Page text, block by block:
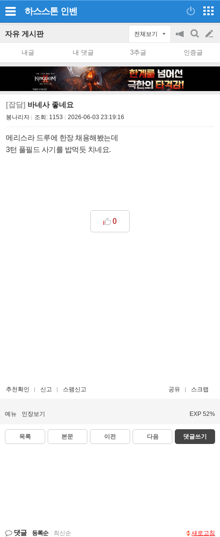
하스스톤 인벤
자유 게시판 전체보기
공
on/off
검
색
글
쓰
내글 내 댓글 3추글 인증글
[잡담] 바네사 좋네요
봉나리자 조회: 1153 2026-06-03 23:19:16
메리스라 드루에 한장 채용해봤는데
3턴 풀필드 사기를 밥먹듯 치네요.
0
추천확인 신고 스팸신고 공유 스크랩
메뉴 인장보기 EXP 52%
목록 본문 이전 다음 댓글쓰기
댓글 등록순 최신순 새로고침